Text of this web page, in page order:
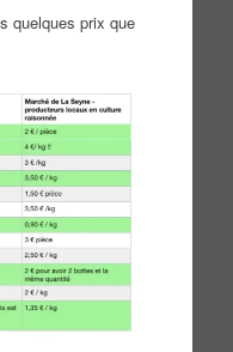
quelques prix que